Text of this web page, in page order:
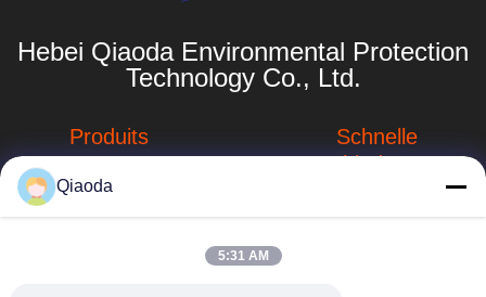
Hebei Qiaoda Environmental Protection
Technology Co., Ltd.
Produits
Industrieller
Schweißensdampfauszieherhbkedacc@gmail.com
Schnelle
Verbindungen
Qiaoda
5:31 AM